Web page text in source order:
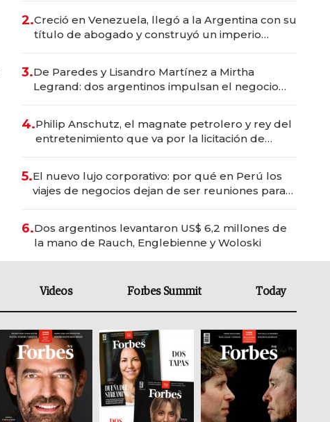
2.Creció en Venezuela, llegó a la Argentina con su
título de abogado y construyó un imperio
3.De Paredes y Lisandro Martínez a Mirtha
Legrand: dos argentinos impulsan el negocio
4.Philip Anschutz, el magnate petrolero y rey del
entretenimiento que va por la licitación de
5.El nuevo lujo corporativo: por qué en Perú los
viajes de negocios dejan de ser reuniones para
6.Dos argentinos levantaron US$ 6,2 millones de
la mano de Rauch, Englebienne y Woloski
Videos Forbes Summit Today